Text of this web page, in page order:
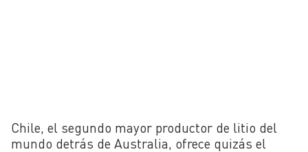
Chile, el segundo mayor productor de litio del
mundo detrás de Australia, ofrece quizás el